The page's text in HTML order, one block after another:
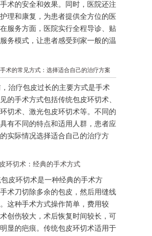
术的安全和效果。同时，医院还注
理和康复，为患者提供全方位的医
服务方面，医院实行全程导诊、贴
务模式，让患者感受到家一般的温
术的常见方式：选择适合自己的治疗方案
，治疗包皮过长的主要方式是手术
的手术方式包括传统包皮环切术、
切术、激光包皮环切术等。不同的
有不同的特点和适用人群，患者应
实际情况选择适合自己的治疗方
环切术：经典的手术方式
皮环切术是一种经典的手术方
术刀切除多余的包皮，然后用缝线
这种手术方式操作简单，费用较
创伤较大，术后恢复时间较长，可
显的疤痕。传统包皮环切术适用于